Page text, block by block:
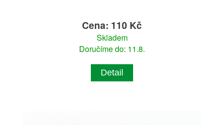
Cena: 110 Kč
Skladem
Doručíme do: 11.8.
Detail